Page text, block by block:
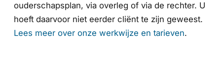
ouderschapsplan, via overleg of via de rechter. U
hoeft daarvoor niet eerder cliënt te zijn geweest.
Lees meer over onze werkwijze en tarieven.